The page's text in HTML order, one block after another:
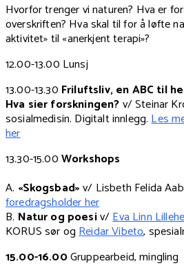
Hvorfor trenger vi naturen? Hva er
overskriften? Hva skal til for å løfte
aktivitet» til «anerkjent terapi»?
12.00-13.00 Lunsj
13.00-13.30 Friluftsliv, en ABC til
Hva sier forskningen?v/ Steinar
sosialmedisin. Digitalt innlegg.Les
her
13.30-15.00Workshops
A. «Skogsbad»v/ Lisbeth Felida
foredragsholder her
B. Natur og poesiv/Eva Linn
KORUS sør ogReidar Vibeto,
15.00-16.00Gruppearbeid, mingling